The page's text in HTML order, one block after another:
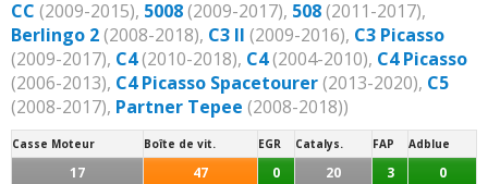
CC (2009-2015), 5008(2009-2017), 508(2011-2017),
Berlingo 2(2008-2018), C3 II (2009-2016), C3 Picasso
(2009-2017), C4(2010-2018), C4(2004-2010), C4 Picasso
(2006-2013), C4 Picasso Spacetourer(2013-2020), C5
(2008-2017), Partner Tepee (2008-2018))
Casse Moteur Boîte de vit. EGR Catalys. FAP Adblue
17 47 0 20 3 0